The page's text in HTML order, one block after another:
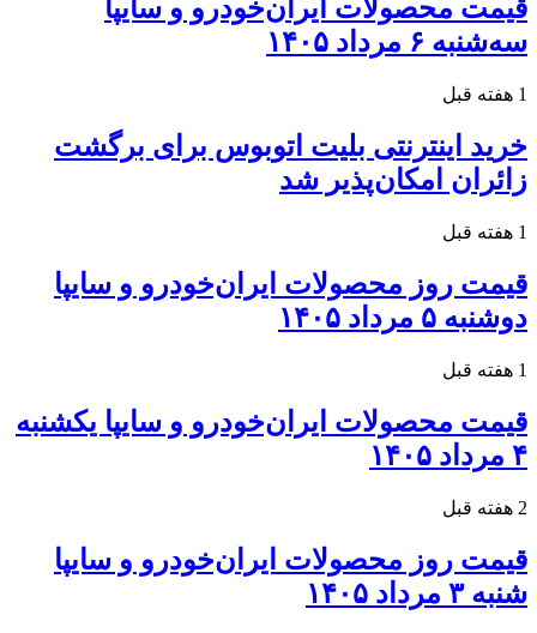
قیمت محصولات ایران‌خودرو و سایپا
سه‌شنبه ۶ مرداد ۱۴۰۵
1 هفته قبل
خرید اینترنتی بلیت اتوبوس برای برگشت
زائران امکان‌پذیر شد
1 هفته قبل
قیمت روز محصولات ایران‌خودرو و سایپا
دوشنبه ۵ مرداد ۱۴۰۵
1 هفته قبل
قیمت محصولات ایران‌خودرو و سایپا یکشنبه
۴ مرداد ۱۴۰۵
2 هفته قبل
قیمت روز محصولات ایران‌خودرو و سایپا
شنبه ۳ مرداد ۱۴۰۵